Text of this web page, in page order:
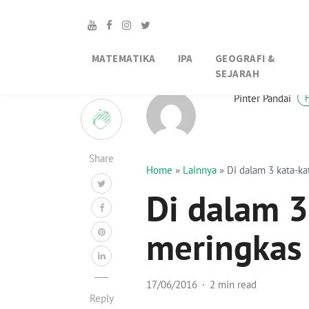
MATEMATIKA IPA
GEOGRAFI &
SEJARAH
Share
Reply
Pinter Pandai
Home » Lainnya » Di dalam 3 kata-
Di dalam
meringkas
17/06/2016 2 min read